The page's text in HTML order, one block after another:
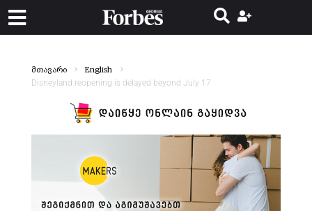
მთავარი English
Disneyland reopening is delayed beyond July 17